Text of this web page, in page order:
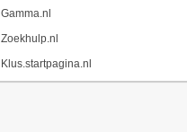
Gamma.nl
Zoekhulp.nl
Klus.startpagina.nl